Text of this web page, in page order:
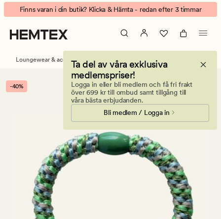
Nina
glitter
hårsnodd
multi/grön
Animerad
banner.
Klicka
på
att
pausa.
Finns varan i din butik? Klicka & Hämta - redan efter 3 timmar
Ta del av våra exklusiva
medlemspriser!
Logga in eller bli medlem och få fri frakt
över 699 kr till ombud samt tillgång till
våra bästa erbjudanden.
Bli medlem / Logga in
Loungewear & accessoarer Håraccessoarer
-40%